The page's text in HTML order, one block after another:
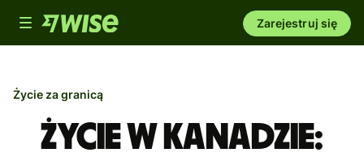
Toggle
navigation
Zarejestruj się
Życie za granicą
Życie w Kanadzie: